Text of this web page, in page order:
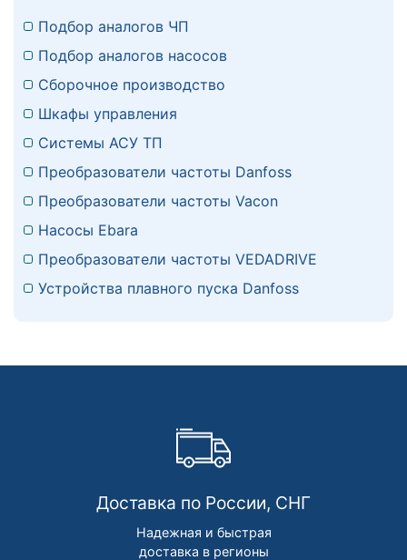
Подбор аналогов ЧП
Подбор аналогов насосов
Сборочное производство
Шкафы управления
Системы АСУ ТП
Преобразователи частоты Danfoss
Преобразователи частоты Vacon
Насосы Ebara
Преобразователи частоты VEDADRIVE
Устройства плавного пуска Danfoss
Доставка по России, СНГ
Надежная и быстрая
доставка в регионы